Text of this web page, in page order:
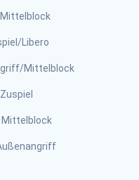
Mittelblock
Libero
Mittelblock
Mittelblock